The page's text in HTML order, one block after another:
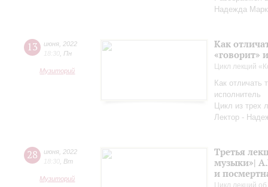
Надежда
13 июня 2022
18:30 Пн
Музиторий
Как
«говорит»
Цикл лекций
Как отличать
исполнитель
Цикл из трех
Лектор -
28 июня 2022
18:30 Вт
Музиторий
Третья
музыки»|
и
Цикл лекций